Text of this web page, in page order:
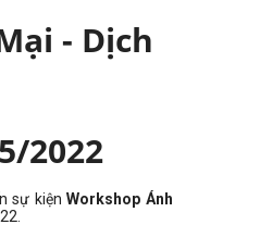
- Dịch
2022
sự kiện Workshop Ánh